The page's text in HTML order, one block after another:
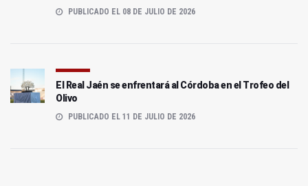
PUBLICADO EL 08 DE JULIO DE 2026
El Real Jaén se enfrentará al Córdoba en el Trofeo del
Olivo
PUBLICADO EL 11 DE JULIO DE 2026